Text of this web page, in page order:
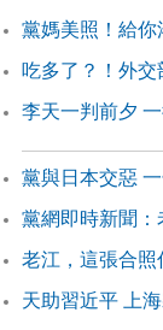
黨媽美照！給你
吃多了？！外
李天一判前夕
黨與日本交惡
黨網即時新聞
老江，這張合照
天助習近平 上